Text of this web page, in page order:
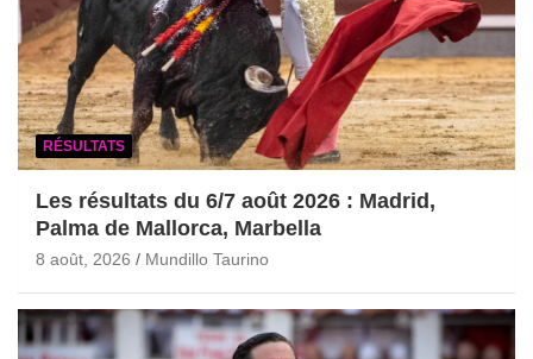
RÉSULTATS
Les résultats du 6/7 août 2026 : Madrid,
Palma de Mallorca, Marbella
8 août, 2026 Mundillo Taurino